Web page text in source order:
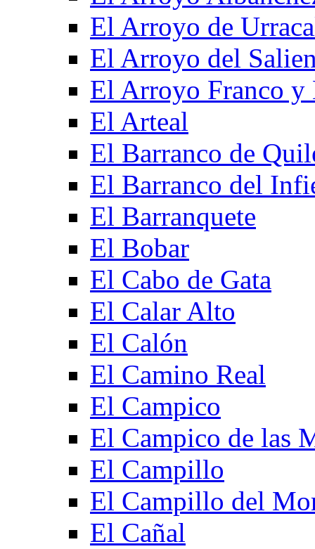
El Arroyo de
El Arroyo del
El Arroyo Franco y
El Arteal
El Barranco de
El Barranco del
El Barranquete
El Bobar
El Cabo de Gata
El Calar Alto
El Calón
El Camino Real
El Campico
El Campico de las
El Campillo
El Campillo del
El Cañal